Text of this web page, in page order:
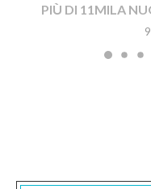
PIÙ DI 11MILA